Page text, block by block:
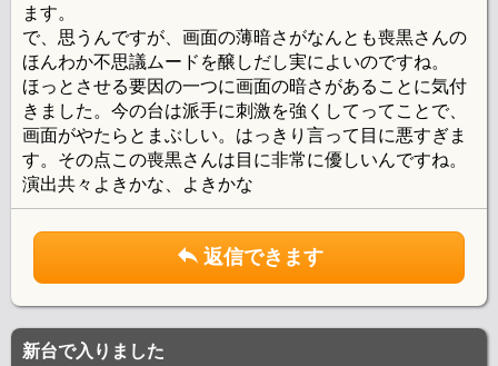
ます。
で、思うんですが、画面の薄暗さがなんとも喪黒さんの
ほんわか不思議ムードを醸しだし実によいのですね。
ほっとさせる要因の一つに画面の暗さがあることに気付
きました。今の台は派手に刺激を強くしてってことで、
画面がやたらとまぶしい。はっきり言って目に悪すぎま
す。その点この喪黒さんは目に非常に優しいんですね。
演出共々よきかな、よきかな
返信できます
新台で入りました